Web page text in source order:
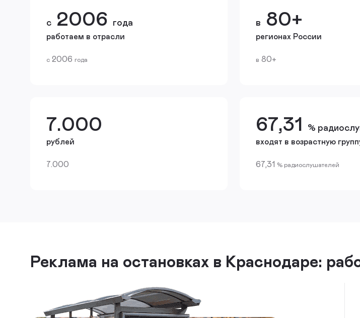
с 2006 года
работаем в отрасли
с 2006 года
в 80+
регионах России
в 80+
7.000
рублей
7.000
67,31 %
входят в возрастную
67,31 % радиослушателей
Реклама на остановках в Краснодаре: